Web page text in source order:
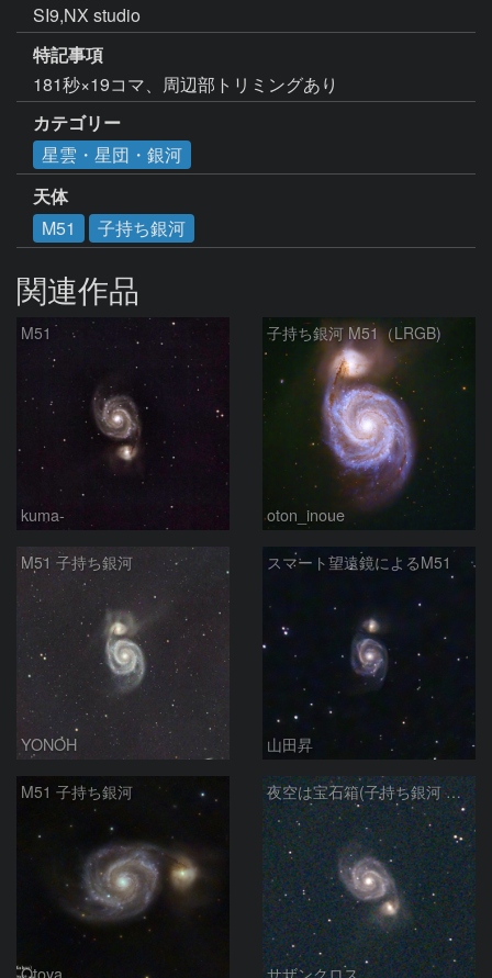
SI9,NX studio
特記事項
181秒×19コマ、周辺部トリミングあり
カテゴリー
星雲・星団・銀河
天体
M51
子持ち銀河
関連作品
M51
kuma-
子持ち銀河 M51（LRGB)
oton_inoue
M51 子持ち銀河
YONOH
スマート望遠鏡によるM51
山田昇
M51 子持ち銀河
Otoya
夜空は宝石箱(子持ち銀河 M51) Seestar50
サザンクロス